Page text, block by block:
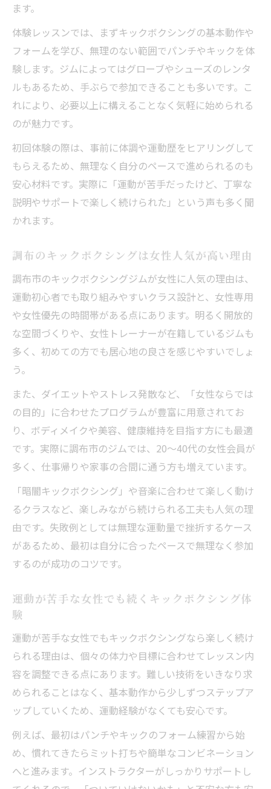
トとは
暗闇キックボクシング体験で運動が楽しく
続く理由
調布でボディメイクを叶えるキックボクシング
の魅力
ィメイク
調布のキックボクシングがダイエットに効
く理由
キックボクシングで叶える健康的なフィッ
トネス生活
ボディメイクに最適なキックボクシングの
運動効果
女性目線で選ぶフィットネス体験のポイントと
は
ムの選び方
清潔感のあるジムで始めるキックボクシン
グ体験
キックボクシングが女性に合うフィットネ
スの理由
女性専用クラスのあるキックボクシング体
験の魅力
初心者女性に最適なキックボクシングジム
の特徴
キックボクシングが継続しやすい理由を徹底解
楽しく続くキックボクシングのモチベーシ
キックボクシング体験から始める運動習慣
化のコツ
女性も無理なく続けられるキックボクシン
グの工夫
ント
初心者が長く楽しめるキックボクシング体
験の魅力
ます。
体験レッスンでは、まずキックボクシングの基本動作や
フォームを学び、無理のない範囲でパンチやキックを体
験します。ジムによってはグローブやシューズのレンタ
ルもあるため、手ぶらで参加できることも多いです。こ
れにより、必要以上に構えることなく気軽に始められる
のが魅力です。
初回体験の際は、事前に体調や運動歴をヒアリングして
もらえるため、無理なく自分のペースで進められるのも
安心材料です。実際に「運動が苦手だったけど、丁寧な
説明やサポートで楽しく続けられた」という声も多く聞
かれます。
調布のキックボクシングは女性人気が高い理由
調布市のキックボクシングジムが女性に人気の理由は、
運動初心者でも取り組みやすいクラス設計と、女性専用
や女性優先の時間帯がある点にあります。明るく開放的
な空間づくりや、女性トレーナーが在籍しているジムも
多く、初めての方でも居心地の良さを感じやすいでしょ
う。
また、ダイエットやストレス発散など、「女性ならでは
の目的」に合わせたプログラムが豊富に用意されてお
り、ボディメイクや美容、健康維持を目指す方にも最適
です。実際に調布市のジムでは、20〜40代の女性会員が
多く、仕事帰りや家事の合間に通う方も増えています。
「暗闇キックボクシング」や音楽に合わせて楽しく動け
るクラスなど、楽しみながら続けられる工夫も人気の理
由です。失敗例としては無理な運動量で挫折するケース
があるため、最初は自分に合ったペースで無理なく参加
するのが成功のコツです。
運動が苦手な女性でも続くキックボクシング体
験
運動が苦手な女性でもキックボクシングなら楽しく続け
られる理由は、個々の体力や目標に合わせてレッスン内
容を調整できる点にあります。難しい技術をいきなり求
められることはなく、基本動作から少しずつステップア
ップしていくため、運動経験がなくても安心です。
例えば、最初はパンチやキックのフォーム練習から始
め、慣れてきたらミット打ちや簡単なコンビネーション
へと進みます。インストラクターがしっかりサポートし